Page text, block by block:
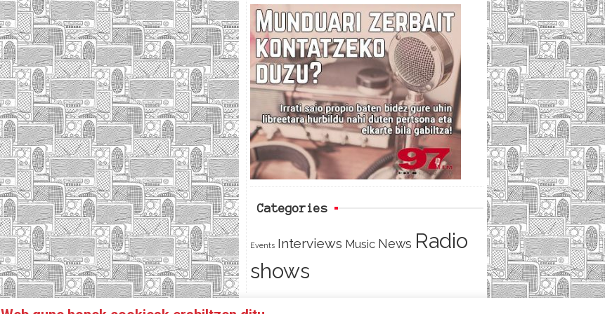
c
e
b
o
o
i
t
t
e
r
e
d
Categories
Events Interviews Music News Radio
shows